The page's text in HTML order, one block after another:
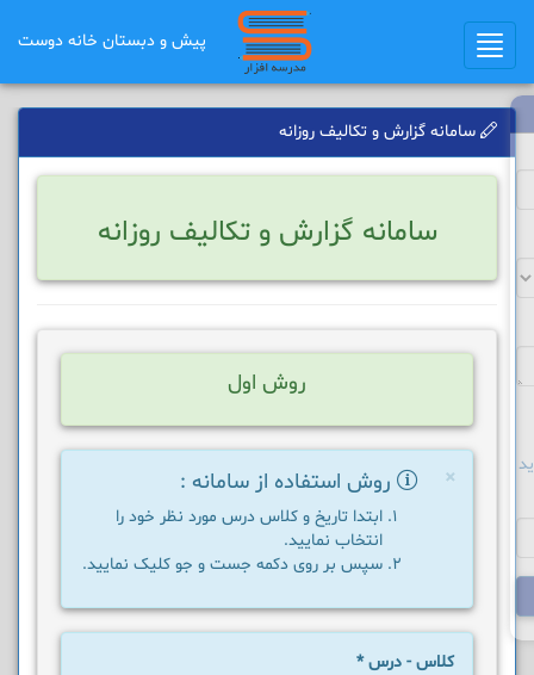
Toggle
navigation
پیش و دبستان خانه دوست
سامانه گزارش و تکالیف روزانه
سامانه گزارش و تکالیف روزانه
روش اول
× روش استفاده از سامانه :
ابتدا تاریخ و کلاس درس مورد نظر خود را
انتخاب نمایید.
سپس بر روی دکمه جست و جو کلیک نمایید.
کلاس - درس*